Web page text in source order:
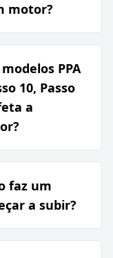
motor?
PPA
10, Passo
a
faz um
a subir?